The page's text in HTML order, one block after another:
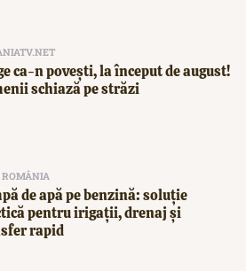
ca-n povești, la început de august!
schiază pe străzi
de apă pe benzină: soluție
pentru irigații, drenaj și
rapid